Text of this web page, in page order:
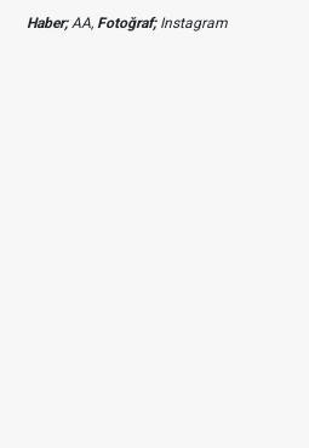
Haber;AA, Fotoğraf;Instagram